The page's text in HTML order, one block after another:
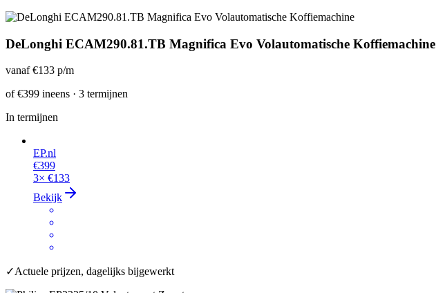
DeLonghi ECAM290.81.TB Magnifica Evo Volautomatische Koffiemachine
vanaf€133 p/m
of€399 ineens · 3 termijnen
In termijnen
EP.nl
€399
3× €133
Bekijk
✓Actuele prijzen, dagelijks bijgewerkt